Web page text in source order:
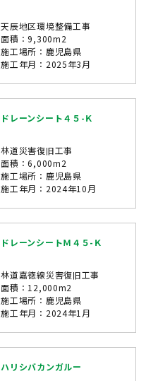
天辰地区環境整備工事
面積：9,300m2
施工場所：鹿児島県
施工年月：2025年3月
ドレーンシート４５-Ｋ
林道災害復旧工事
面積：6,000m2
施工場所：鹿児島県
施工年月：2024年10月
ドレーンシートＭ４５-Ｋ
林道嘉徳線災害復旧工事
面積：12,000m2
施工場所：鹿児島県
施工年月：2024年1月
ハリシバカンガルー